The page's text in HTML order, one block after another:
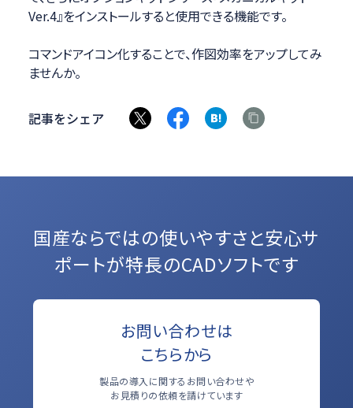
Ver.4』をインストールすると使用できる機能です。
コマンドアイコン化することで、作図効率をアップしてみ
ませんか。
記事をシェア
国産ならではの使いやすさと安心サ
ポートが特長のCADソフトです
お問い合わせは
こちらから
製品の導入に関するお問い合わせや
お見積りの依頼を請けています